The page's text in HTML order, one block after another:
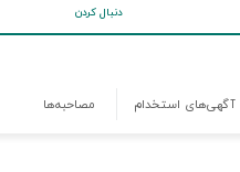
دنبال کردن
آگهی‌های استخدام مصاحبه‌ها